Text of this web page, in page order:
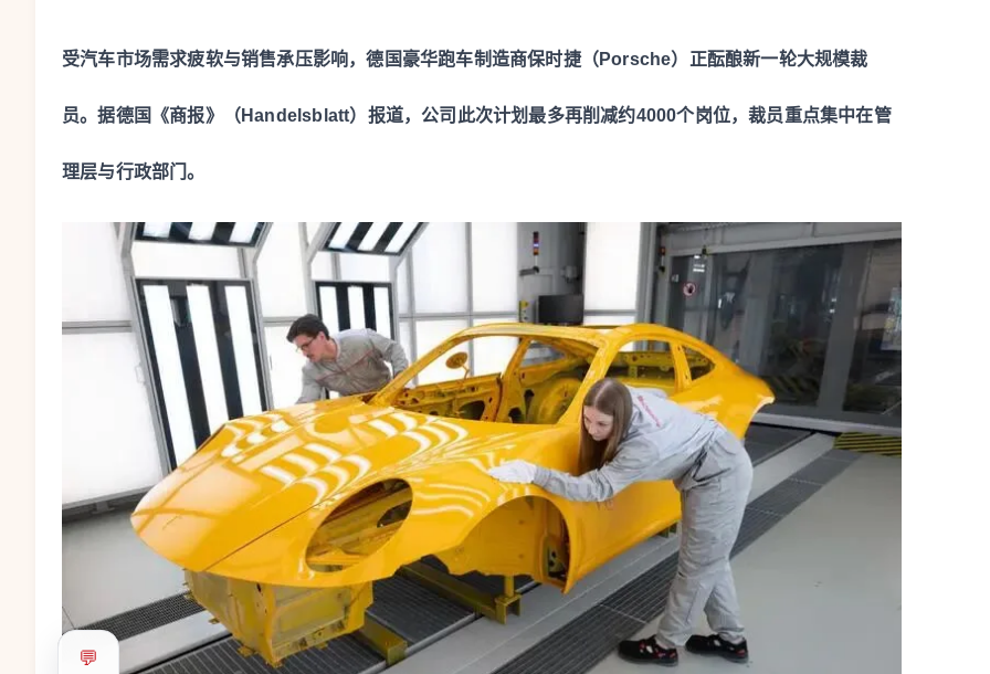
💬
受汽车市场需求疲软与销售承压影响，德国豪华跑车制造商保时捷（Porsche）正酝酿新一轮大规模裁
员。据德国《商报》（Handelsblatt）报道，公司此次计划最多再削减约4000个岗位，裁员重点集中在管
理层与行政部门。